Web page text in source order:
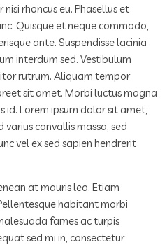
rhoncus eu. Phasellus et
Quisque et neque commodo,
ante. Suspendisse lacinia
interdum sed. Vestibulum
rutrum. Aliquam tempor
sit amet. Morbi luctus magna
id. Lorem ipsum dolor sit amet,
convallis massa, sed
vel ex sed sapien hendrerit
at mauris leo. Etiam
habitant morbi
fames ac turpis
sed mi in, consectetur